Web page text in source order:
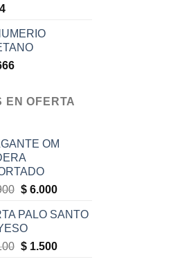
EN OFERTA
OM
Original
was:
$ 8.900.
$6.000Current
is:
PALO SANTO
Original
$1.500Current